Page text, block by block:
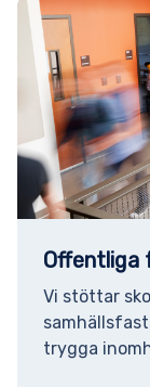
Offentliga
Vi stöttar
trygga